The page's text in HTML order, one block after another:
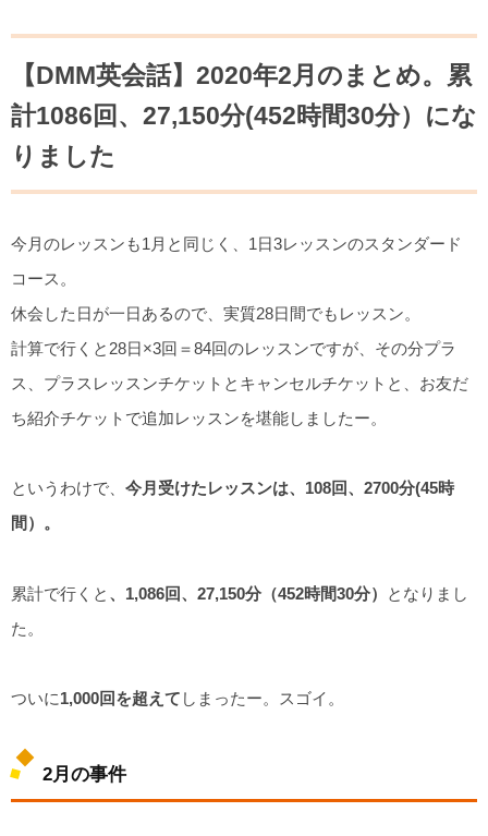
【DMM英会話】2020年2月のまとめ。累
計1086回、27,150分(452時間30分）にな
りました
今月のレッスンも1月と同じく、1日3レッスンのスタンダード
コース。
休会した日が一日あるので、実質28日間でもレッスン。
計算で行くと28日×3回＝84回のレッスンですが、その分プラ
ス、プラスレッスンチケットとキャンセルチケットと、お友だ
ち紹介チケットで追加レッスンを堪能しましたー。
というわけで、 今月受けたレッスンは、108回、2700分(45時
間）。
累計で行くと 、1,086回、27,150分（452時間30分）
となりまし
た。
ついに1,000回を超えて しまったー。スゴイ。
2月の事件